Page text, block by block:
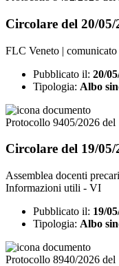
Circolare del 20/05/
FLC Veneto |
Pubblicato il: 20/
Tipologia: Albo
Protocollo 9405/2026 del
Circolare del 19/05/
Assemblea docenti
Informazioni utili - VI
Pubblicato il: 19/
Tipologia: Albo
Protocollo 8940/2026 del